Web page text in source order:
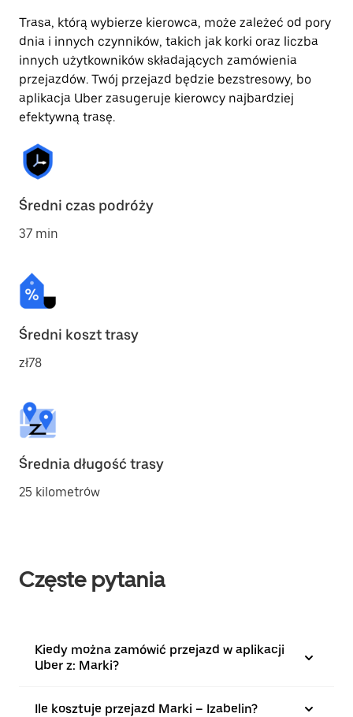
Trasa, którą wybierze kierowca, może zależeć od pory
dnia i innych czynników, takich jak korki oraz liczba
innych użytkowników składających zamówienia
przejazdów. Twój przejazd będzie bezstresowy, bo
aplikacja Uber zasugeruje kierowcy najbardziej
efektywną trasę.
Średni czas podróży
37 min
Średni koszt trasy
zł78
Średnia długość trasy
25 kilometrów
Częste pytania
Kiedy można zamówić przejazd w aplikacji
Uber z: Marki?
Ile kosztuje przejazd Marki – Izabelin?